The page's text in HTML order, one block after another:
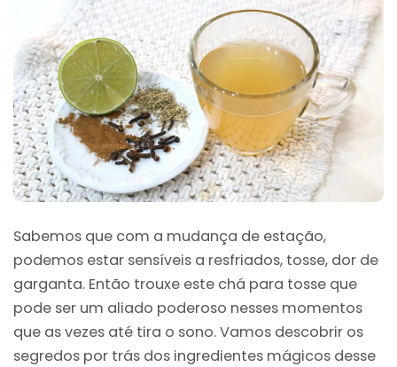
Sabemos que com a mudança de estação,
podemos estar sensíveis a resfriados, tosse, dor de
garganta. Então trouxe este chá para tosse que
pode ser um aliado poderoso nesses momentos
que as vezes até tira o sono. Vamos descobrir os
segredos por trás dos ingredientes mágicos desse